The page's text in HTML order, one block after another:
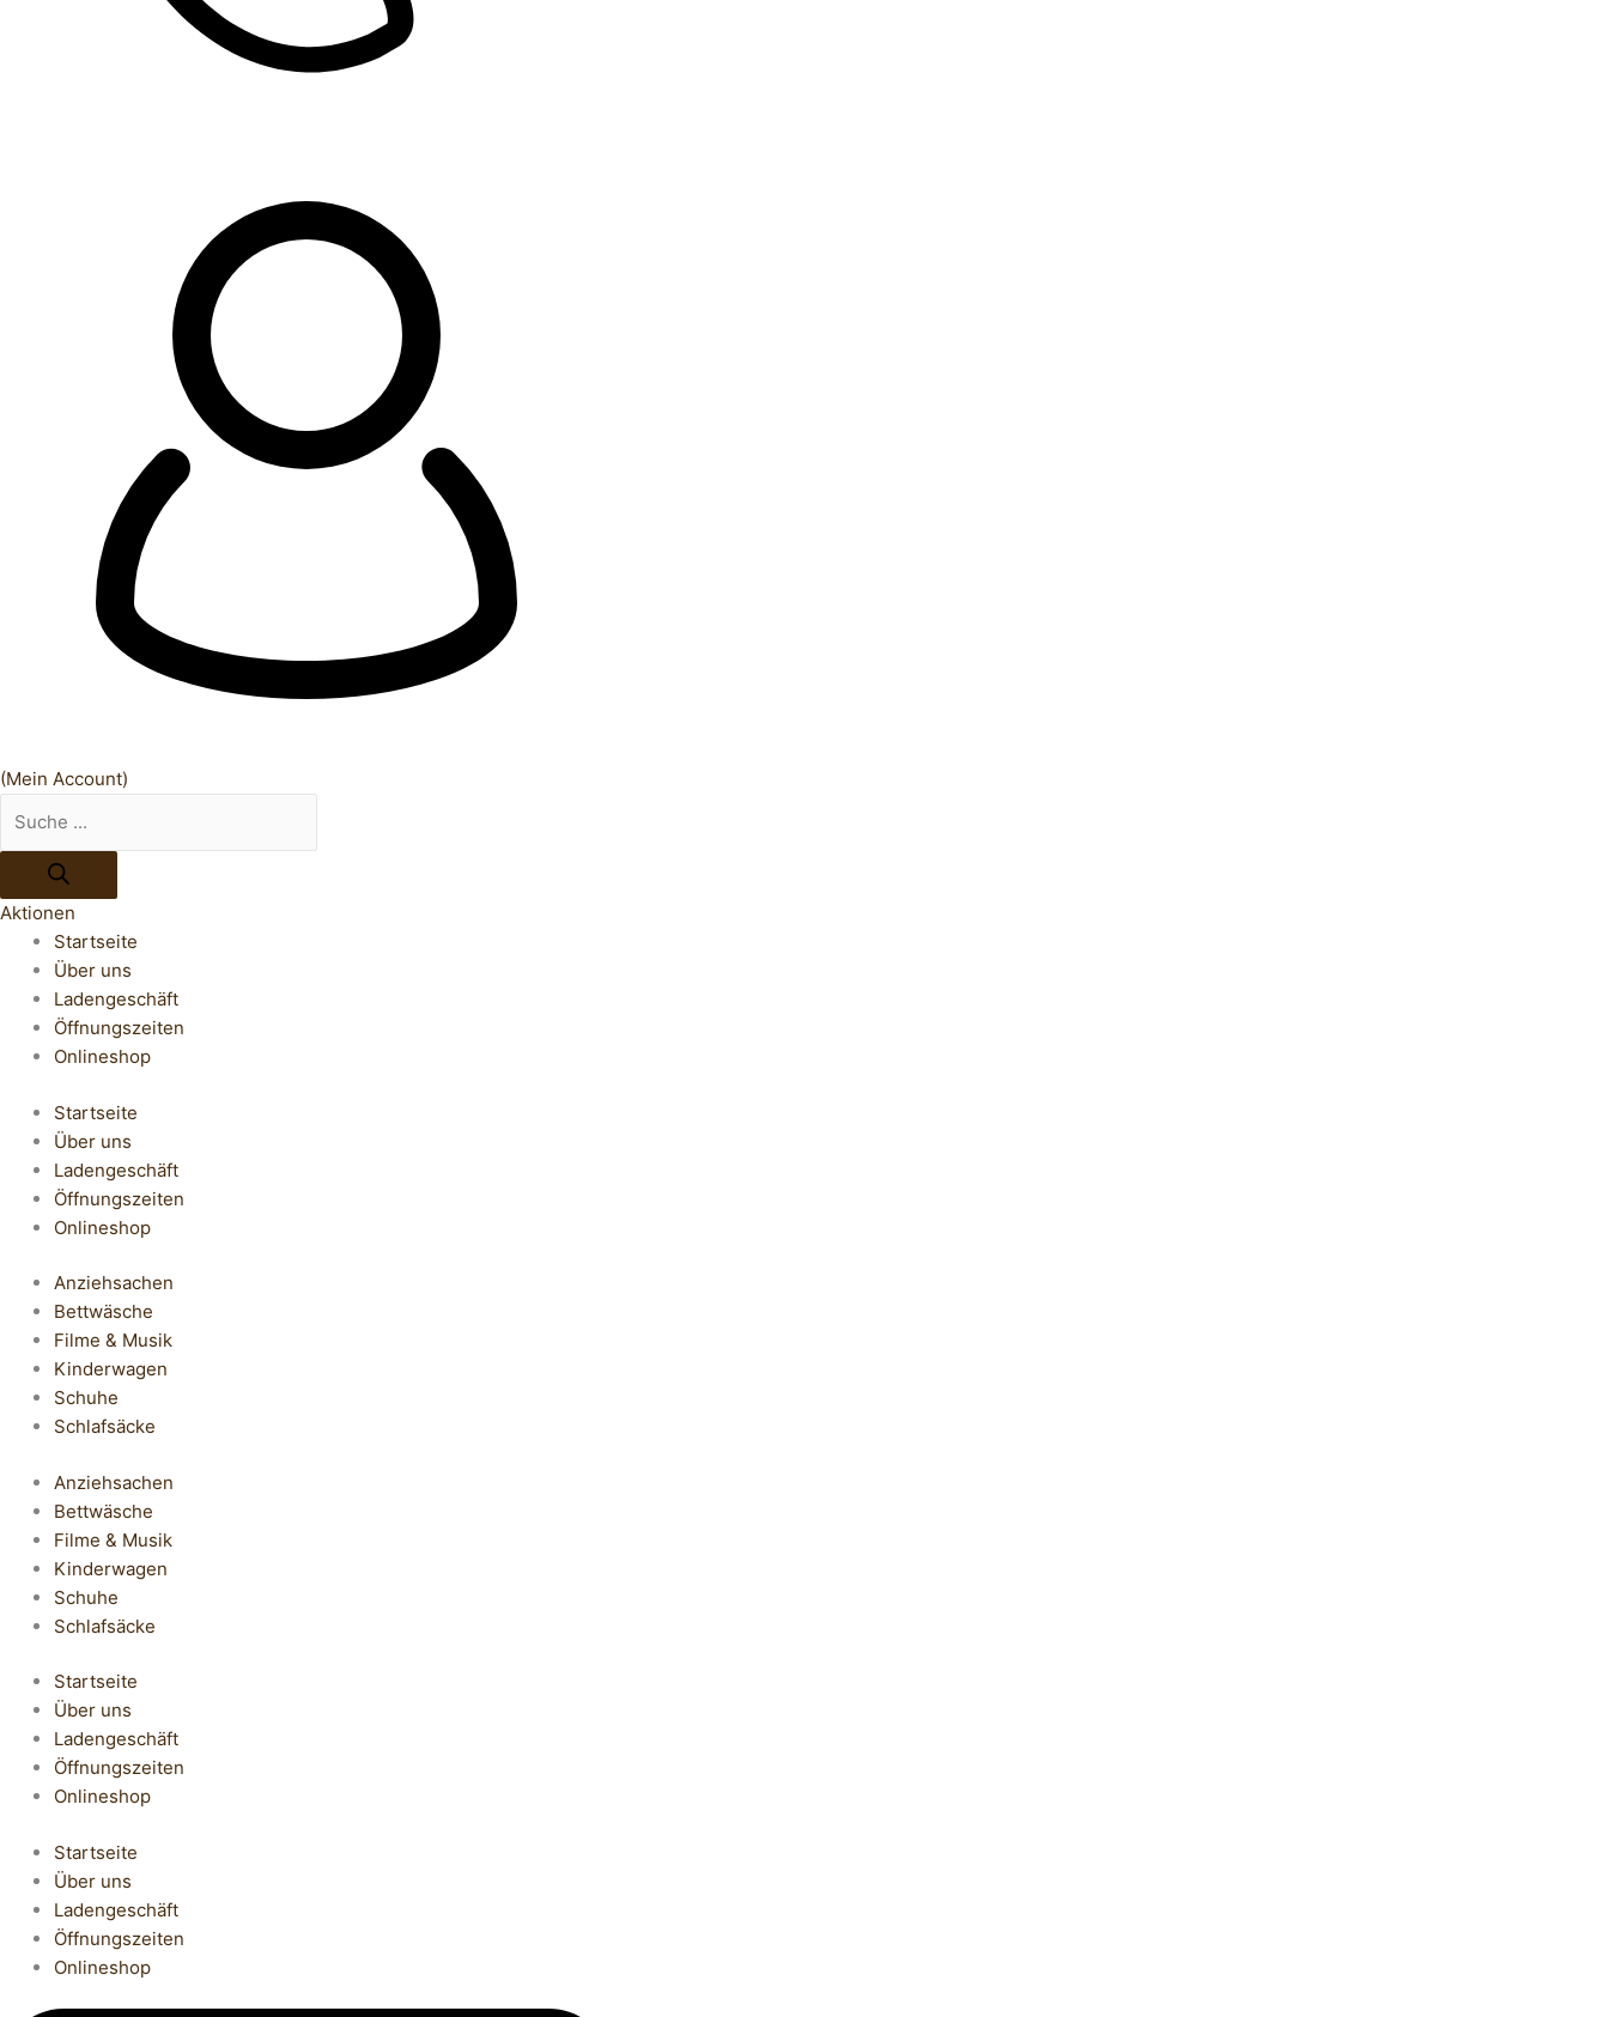
(Mein Account)
Aktionen
Startseite
Über uns
Ladengeschäft
Öffnungszeiten
Onlineshop
Startseite
Über uns
Ladengeschäft
Öffnungszeiten
Onlineshop
Anziehsachen
Bettwäsche
Filme & Musik
Kinderwagen
Schuhe
Schlafsäcke
Anziehsachen
Bettwäsche
Filme & Musik
Kinderwagen
Schuhe
Schlafsäcke
Startseite
Über uns
Ladengeschäft
Öffnungszeiten
Onlineshop
Startseite
Über uns
Ladengeschäft
Öffnungszeiten
Onlineshop